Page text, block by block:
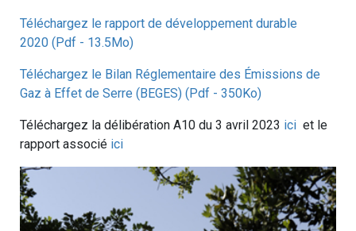
Téléchargez le rapport de développement durable
2020 (Pdf - 13.5Mo)
Téléchargez le Bilan Réglementaire des Émissions de
Gaz à Effet de Serre (BEGES) (Pdf - 350Ko)
Téléchargez la délibération A10 du 3 avril 2023 ici et le
rapport associé ici